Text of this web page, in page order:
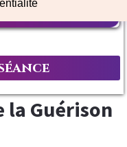
la Guérison